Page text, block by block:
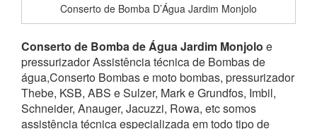
Conserto de Bomba D’Água Jardim Monjolo
Conserto de Bomba de Água Jardim Monjolo e
pressurizador Assistência técnica de Bombas de
água,Conserto Bombas e moto bombas, pressurizador
Thebe, KSB, ABS e Sulzer, Mark e Grundfos, Imbil,
Schneider, Anauger, Jacuzzi, Rowa, etc somos
assistência técnica especializada em todo tipo de